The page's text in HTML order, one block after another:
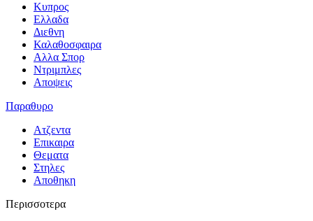
Κυπρος
Ελλαδα
Διεθνη
Καλαθοσφαιρα
Αλλα Σπορ
Ντριμπλες
Αποψεις
Παραθυρο
Ατζεντα
Επικαιρα
Θεματα
Στηλες
Αποθηκη
Περισσοτερα